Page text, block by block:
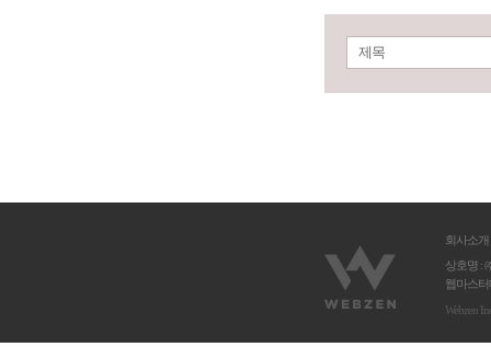
제목
회사소개
상호명 :
웹마스
Webzen